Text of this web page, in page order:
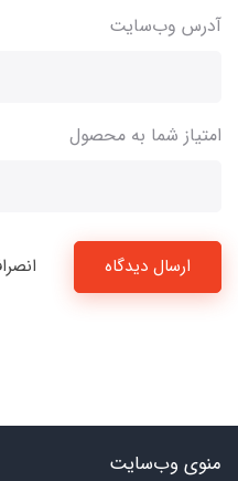
آدرس وب‌سایت
امتیاز شما به محصول
ارسال دیدگاه
منوی وب‌سایت